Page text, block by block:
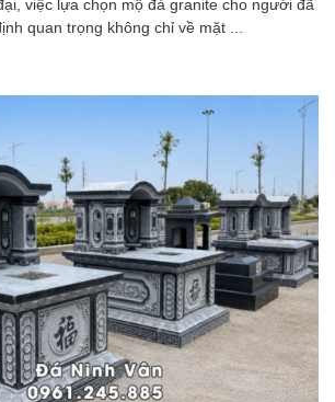
việc lựa chọn mộ đá granite cho người đã
quan trọng không chỉ về mặt ...